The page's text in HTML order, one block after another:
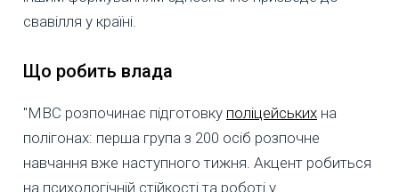
свавілля у країні.
Що робить влада
"МВС розпочинає підготовку поліцейських на
полігонах: перша група з 200 осіб розпочне
навчання вже наступного тижня. Акцент робиться
на психологічній стійкості та роботі у